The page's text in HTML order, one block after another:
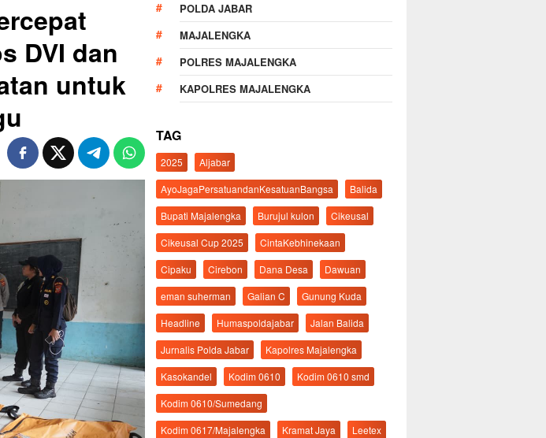
DVI dan
untuk
POLDA JABAR
MAJALENGKA
POLRES MAJALENGKA
KAPOLRES MAJALENGKA
TAG
2025
Aljabar
AyoJagaPersatuandanKesatuanBangsa
Balida
Bupati Majalengka
Burujul kulon
Cikeusal
Cikeusal Cup 2025
CintaKebhinekaan
Cipaku
Cirebon Dana Desa
Dawuan
eman suherman
Galian C
Gunung Kuda
Headline
Humaspoldajabar
Jalan Balida
Jurnalis Polda Jabar
Kapolres Majalengka
Kasokandel
Kodim 0610
Kodim 0610 smd
Kodim 0610/Sumedang
Kodim 0617/Majalengka
Kramat Jaya
Leetex